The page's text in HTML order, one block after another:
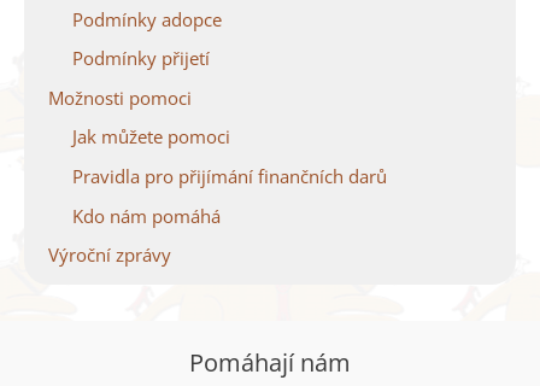
Podmínky adopce
Podmínky přijetí
Možnosti pomoci
Jak můžete pomoci
Pravidla pro přijímání finančních darů
Kdo nám pomáhá
Výroční zprávy
Pomáhají nám